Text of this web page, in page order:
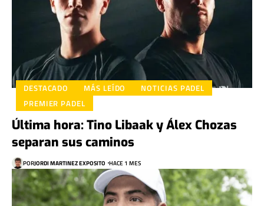
DESTACADO MÁS LEÍDO
NOTICIAS PADEL
PREMIER PADEL
Última hora: Tino Libaak y Álex Chozas
separan sus caminos
PORJORDI MARTINEZ EXPOSITO HACE 1 MES